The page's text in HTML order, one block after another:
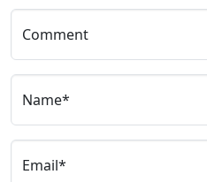
Comment
Name*
Email*